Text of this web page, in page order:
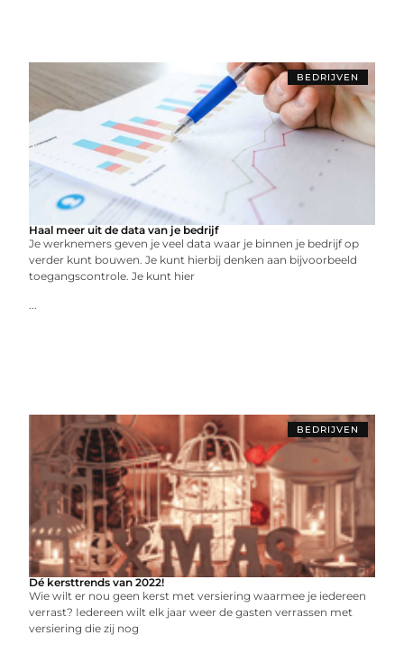
BEDRIJVEN
Haal meer uit de data van je bedrijf
Je werknemers geven je veel data waar je binnen je bedrijf op
verder kunt bouwen. Je kunt hierbij denken aan bijvoorbeeld
toegangscontrole. Je kunt hier
...
BEDRIJVEN
Dé kersttrends van 2022!
Wie wilt er nou geen kerst met versiering waarmee je iedereen
verrast? Iedereen wilt elk jaar weer de gasten verrassen met
versiering die zij nog